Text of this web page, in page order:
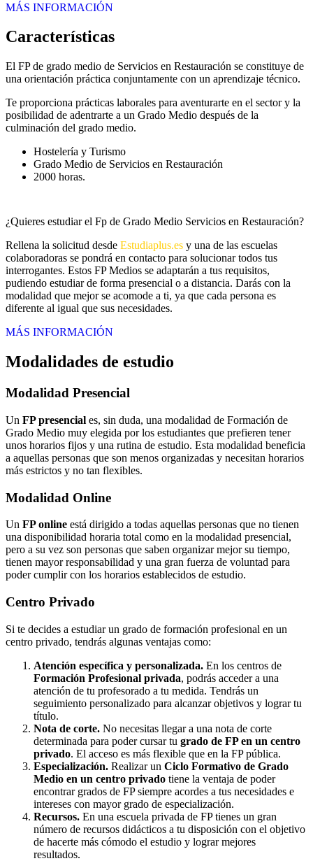
MÁS INFORMACIÓN
Características
El FP de grado medio de Servicios en Restauración se constituye de
una orientación práctica conjuntamente con un aprendizaje técnico.
Te proporciona prácticas laborales para aventurarte en el sector y la
posibilidad de adentrarte a un Grado Medio después de la
culminación del grado medio.
Hostelería y Turismo
Grado Medio de Servicios en Restauración
2000 horas.
¿Quieres estudiar el Fp de Grado Medio Servicios en Restauración?
Rellena la solicitud desde Estudiaplus.es y una de las escuelas
colaboradoras se pondrá en contacto para solucionar todos tus
interrogantes. Estos FP Medios se adaptarán a tus requisitos,
pudiendo estudiar de forma presencial o a distancia. Darás con la
modalidad que mejor se acomode a ti, ya que cada persona es
diferente al igual que sus necesidades.
MÁS INFORMACIÓN
Modalidades de estudio
Modalidad Presencial
Un FP presencial es, sin duda, una modalidad de Formación de
Grado Medio muy elegida por los estudiantes que prefieren tener
unos horarios fijos y una rutina de estudio. Esta modalidad beneficia
a aquellas personas que son menos organizadas y necesitan horarios
más estrictos y no tan flexibles.
Modalidad Online
Un FP online está dirigido a todas aquellas personas que no tienen
una disponibilidad horaria total como en la modalidad presencial,
pero a su vez son personas que saben organizar mejor su tiempo,
tienen mayor responsabilidad y una gran fuerza de voluntad para
poder cumplir con los horarios establecidos de estudio.
Centro Privado
Si te decides a estudiar un grado de formación profesional en un
centro privado, tendrás algunas ventajas como:
Atención específica y personalizada. En los centros de
Formación Profesional privada, podrás acceder a una
atención de tu profesorado a tu medida. Tendrás un
seguimiento personalizado para alcanzar objetivos y lograr tu
título.
Nota de corte. No necesitas llegar a una nota de corte
determinada para poder cursar tu grado de FP en un centro
privado. El acceso es más flexible que en la FP pública.
Especialización. Realizar un Ciclo Formativo de Grado
Medio en un centro privado tiene la ventaja de poder
encontrar grados de FP siempre acordes a tus necesidades e
intereses con mayor grado de especialización.
Recursos. En una escuela privada de FP tienes un gran
número de recursos didácticos a tu disposición con el objetivo
de hacerte más cómodo el estudio y lograr mejores
resultados.